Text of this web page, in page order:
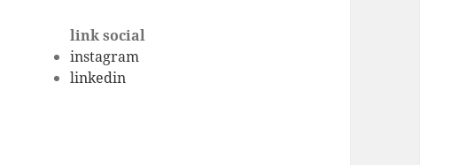
link social
instagram
linkedin